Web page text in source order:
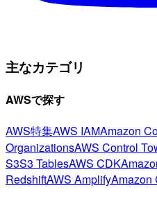
主なカテゴリ
AWSで探す
AWS特集AWS IAMAmazon
OrganizationsAWS Control
S3S3 TablesAWS CDK
RedshiftAWS AmplifyAmazon